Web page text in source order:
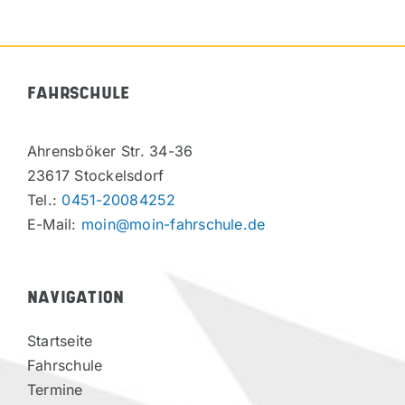
FAHRSCHULE
Ahrensböker Str. 34-36
23617 Stockelsdorf
Tel.: 0451-20084252
E-Mail: moin@moin-fahrschule.de
NAVIGATION
Startseite
Fahrschule
Termine